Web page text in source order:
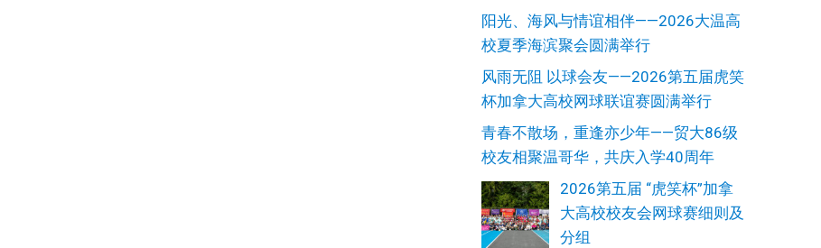
阳光、海风与情谊相伴——2026大温高
校夏季海滨聚会圆满举行
风雨无阻 以球会友——2026第五届虎笑
杯加拿大高校网球联谊赛圆满举行
青春不散场，重逢亦少年——贸大86级
校友相聚温哥华，共庆入学40周年
2026第五届 “虎笑杯”加拿
大高校校友会网球赛细则及
分组